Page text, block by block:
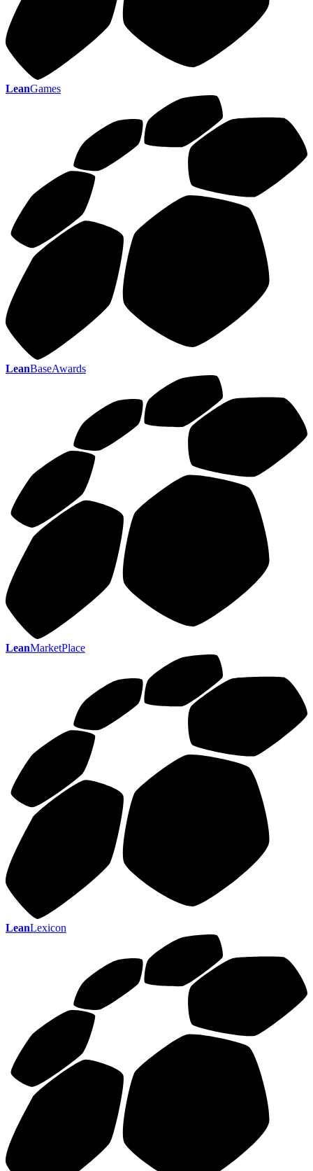
LeanGames
LeanBaseAwards
LeanMarketPlace
LeanLexicon